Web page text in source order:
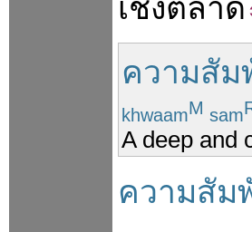
เชิงตลาด
ความสัม
khwaamM sam
A deep and
ความสัม